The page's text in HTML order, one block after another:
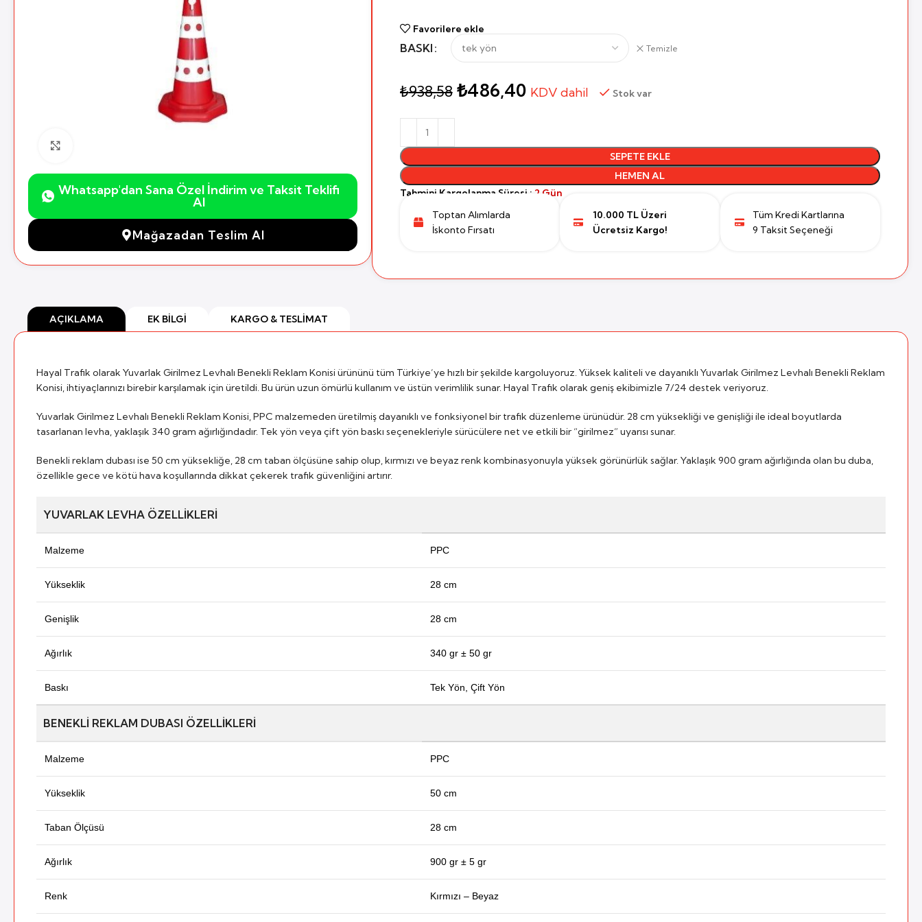
Whatsapp'dan Sana Özel İndirim ve Taksit Teklifi
Al
Mağazadan Teslim Al
Favorilere ekle
BASKI Temizle
₺938,58 ₺486,40 KDV dahil Stok var
SEPETE EKLE
HEMEN AL
Tahmini Kargolanma Süresi : 2 Gün
Toptan Alımlarda
İskonto Fırsatı
10.000 TL Üzeri
Ücretsiz Kargo!
Tüm Kredi Kartlarına
9 Taksit Seçeneği
AÇIKLAMA EK BILGI KARGO & TESLIMAT
Hayal Trafik olarak Yuvarlak Girilmez Levhalı Benekli Reklam Konisi ürününü tüm Türkiye’ye hızlı bir şekilde kargoluyoruz. Yüksek kaliteli ve dayanıklı Yuvarlak Girilmez Levhalı Benekli Reklam
Konisi, ihtiyaçlarınızı birebir karşılamak için üretildi. Bu ürün uzun ömürlü kullanım ve üstün verimlilik sunar. Hayal Trafik olarak geniş ekibimizle 7/24 destek veriyoruz.
Yuvarlak Girilmez Levhalı Benekli Reklam Konisi, PPC malzemeden üretilmiş dayanıklı ve fonksiyonel bir trafik düzenleme ürünüdür. 28 cm yüksekliği ve genişliği ile ideal boyutlarda
tasarlanan levha, yaklaşık 340 gram ağırlığındadır. Tek yön veya çift yön baskı seçenekleriyle sürücülere net ve etkili bir “girilmez” uyarısı sunar.
Benekli reklam dubası ise 50 cm yüksekliğe, 28 cm taban ölçüsüne sahip olup, kırmızı ve beyaz renk kombinasyonuyla yüksek görünürlük sağlar. Yaklaşık 900 gram ağırlığında olan bu duba,
özellikle gece ve kötü hava koşullarında dikkat çekerek trafik güvenliğini artırır.
YUVARLAK LEVHA ÖZELLIKLERI
Malzeme PPC
Yükseklik 28 cm
Genişlik 28 cm
Ağırlık 340 gr ± 50 gr
Baskı Tek Yön, Çift Yön
BENEKLI REKLAM DUBASI ÖZELLIKLERI
Malzeme PPC
Yükseklik 50 cm
Taban Ölçüsü 28 cm
Ağırlık 900 gr ± 5 gr
Renk Kırmızı – Beyaz